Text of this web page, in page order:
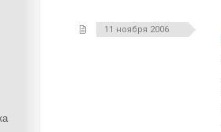
11 ноября 2006